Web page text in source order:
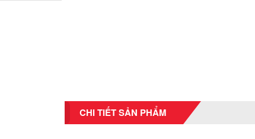
CHI TIẾT SẢN PHẨM